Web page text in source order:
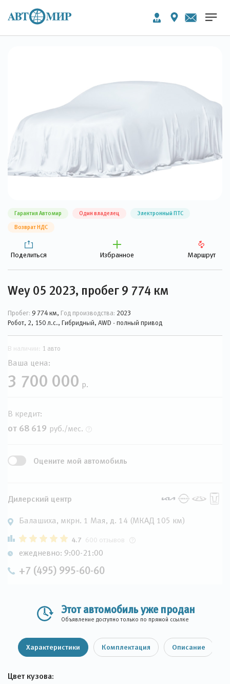
Гарантия Автомир Один владелец Электронный ПТС
Возврат НДС
Поделиться Избранное Маршрут
Wey 05 2023, пробег 9 774 км
Пробег: 9 774 км, Год производства: 2023
Робот, 2, 150 л.с., Гибридный, AWD - полный привод
В наличии: 1 авто
Ваша цена:
3 700 000 р.
В кредит:
от 68 619 руб./мес.
Оцените мой автомобиль
Дилерский центр
Балашиха, мкрн. 1 Мая, д. 14 (МКАД 105 км)
4.7 600 отзывов
ежедневно: 9:00-21:00
+7 (495) 995-60-60
Этот автомобиль уже продан
Объявление доступно только по прямой ссылке
Характеристики Комплектация Описание
Цвет кузова: